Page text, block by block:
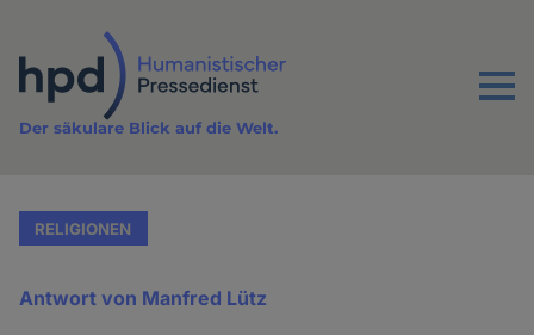
Inhalt
Menu
Der säkulare Blick auf die Welt.
RELIGIONEN
Antwort von Manfred Lütz